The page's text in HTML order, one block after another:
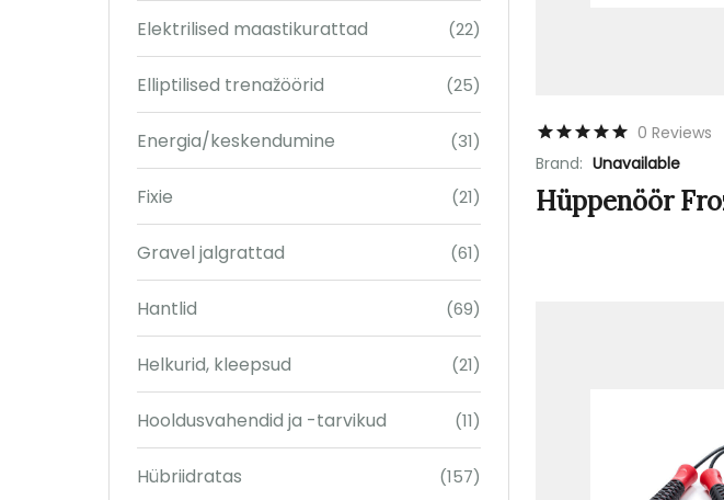
Elektrilised maastikurattad (22)
Elliptilised trenažöörid (25)
Energia/keskendumine (31)
Fixie (21)
Gravel jalgrattad (61)
Hantlid (69)
Helkurid, kleepsud (21)
Hooldusvahendid ja -tarvikud (11)
Hübriidratas (157)
0 Reviews
Brand: Unavailable
Hüppenöör